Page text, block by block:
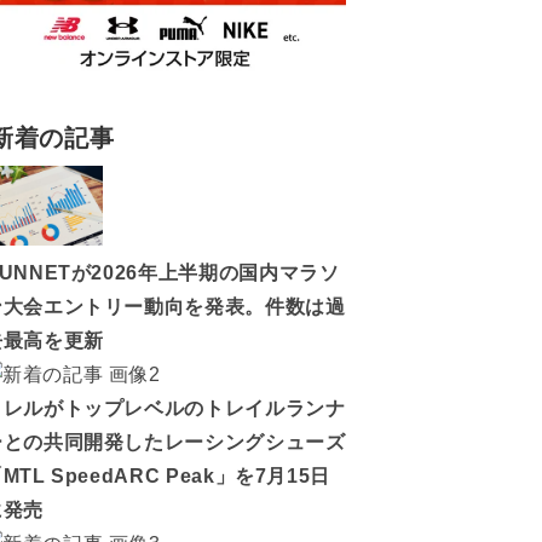
着の記事
が2026年上半期の国内マラソ
会エントリー動向を発表。件数は過
高を更新
ルがトップレベルのトレイルランナ
の共同開発したレーシングシューズ
MTL SpeedARC Peak」を7月15日
売